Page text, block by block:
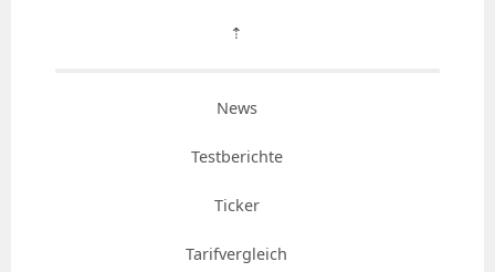
⇡
News
Testberichte
Ticker
Tarifvergleich